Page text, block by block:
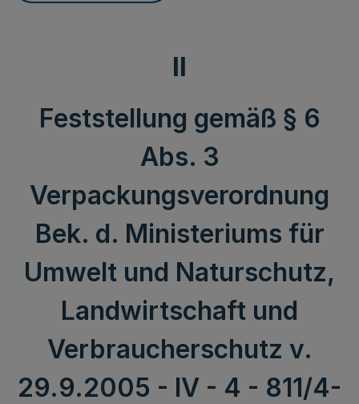
II
Feststellung gemäß § 6
Abs. 3
Verpackungsverordnung
Bek. d. Ministeriums für
Umwelt und Naturschutz,
Landwirtschaft und
Verbraucherschutz v.
29.9.2005 - IV - 4 - 811/4-